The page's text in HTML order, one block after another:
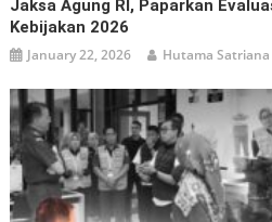
Jaksa Agung RI, Paparkan
Kebijakan 2026
January 22, 2026 Hutama Satriana